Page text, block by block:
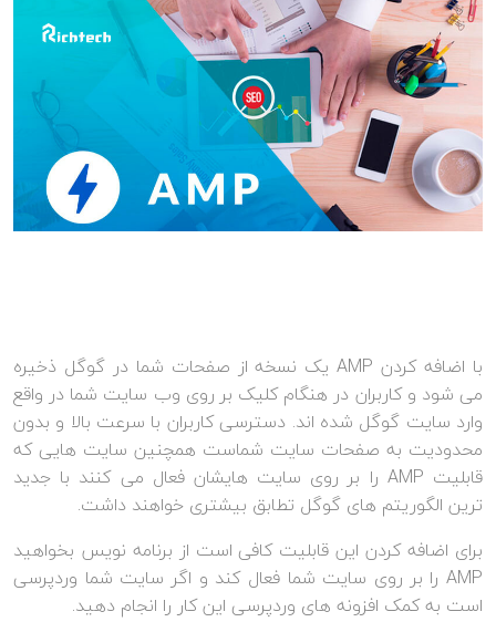
با اضافه کردن AMP یک نسخه از صفحات شما در گوگل ذخیره
می شود و کاربران در هنگام کلیک بر روی وب سایت شما در واقع
وارد سایت گوگل شده اند. دسترسی کاربران با سرعت بالا و بدون
محدودیت به صفحات سایت شماست همچنین سایت هایی که
قابلیت AMP را بر روی سایت هایشان فعال می کنند با جدید
ترین الگوریتم های گوگل تطابق بیشتری خواهند داشت.
برای اضافه کردن این قابلیت کافی است از برنامه نویس بخواهید
AMP را بر روی سایت شما فعال کند و اگر سایت شما وردپرسی
است به کمک افزونه های وردپرسی این کار را انجام دهید.